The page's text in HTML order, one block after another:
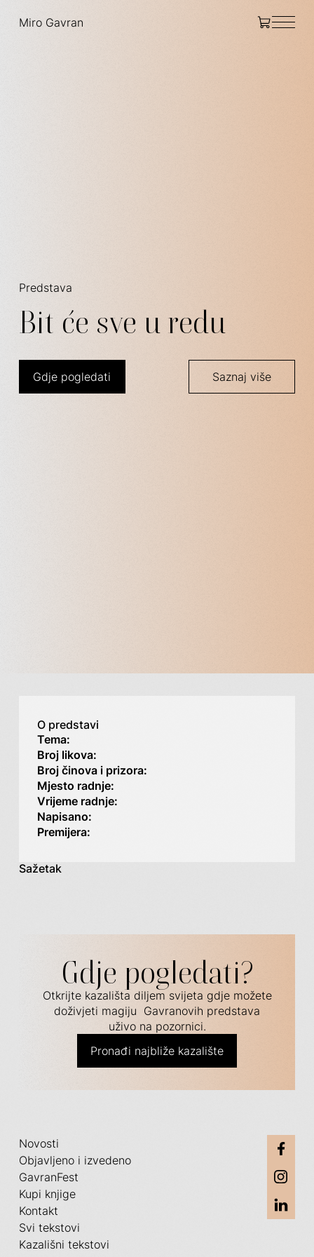
Miro Gavran
Predstava
Bit će sve u redu
Gdje pogledati Saznaj više
O predstavi
Tema:
Broj likova:
Broj činova i prizora:
Mjesto radnje:
Vrijeme radnje:
Napisano:
Premijera:
Sažetak
Gdje pogledati?
Otkrijte kazališta diljem svijeta gdje možete
doživjeti magiju Gavranovih predstava
uživo na pozornici.
Pronađi najbliže kazalište
Novosti
Objavljeno i izvedeno
GavranFest
Kupi knjige
Kontakt
Svi tekstovi
Kazališni tekstovi